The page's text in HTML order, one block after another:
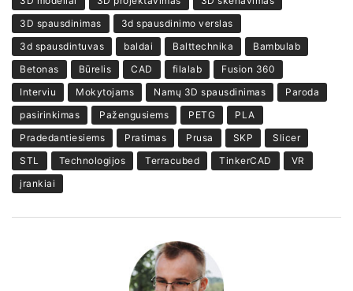
3D spausdinimas
3d spausdinimo verslas
3d spausdintuvas
baldai Balttechnika
Bambulab
Betonas
Būrelis CAD filalab
Fusion 360
Interviu
Mokytojams Namų 3D spausdinimas
Paroda
pasirinkimas
Pažengusiems PETG
PLA
Pradedantiesiems
Pratimas Prusa SKP
Slicer
STL
Technologijos Terracubed TinkerCAD
VR
įrankiai